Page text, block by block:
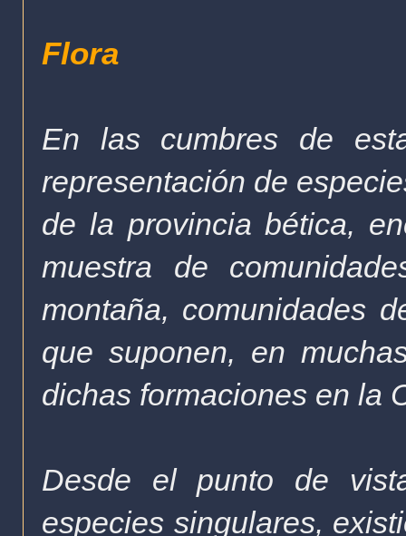
Flora
En las cumbres de
representación de
de la provincia bética,
muestra de
montaña, comunidades
que suponen, en
dichas formaciones en la
Desde el punto de
especies singulares,